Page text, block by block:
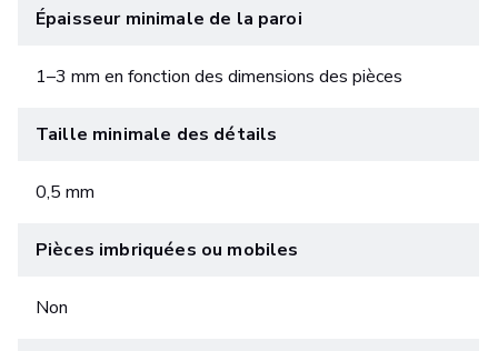
Épaisseur minimale de la paroi
1–3 mm en fonction des dimensions des pièces
Taille minimale des détails
0,5 mm
Pièces imbriquées ou mobiles
Non